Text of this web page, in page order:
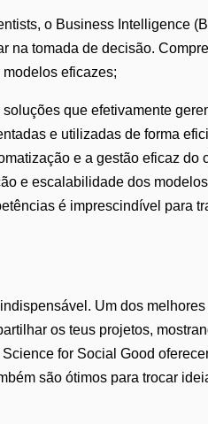
o Business Intelligence
tomada de decisão.
eficazes;
que efetivamente
e utilizadas de forma
e a gestão eficaz
e escalabilidade dos
é imprescindível para
Um dos
os teus projetos,
for Social Good
são ótimos para trocar